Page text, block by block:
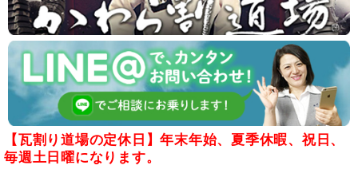
【瓦割り道場の定休日】年末年始、夏季休暇、祝日、
毎週土日曜になります。